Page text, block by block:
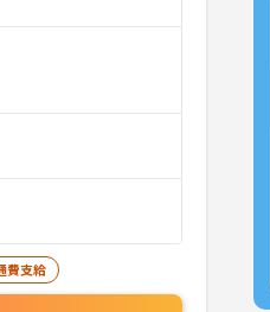
費支給